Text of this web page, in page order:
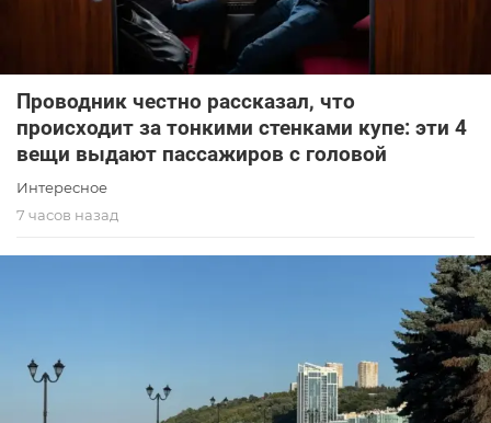
Проводник честно рассказал, что
происходит за тонкими стенками купе: эти 4
вещи выдают пассажиров с головой
Интересное
7 часов назад